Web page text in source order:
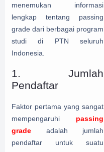
menemukan informasi
lengkap tentang passing
grade dari berbagai program
studi di PTN seluruh
Indonesia.
1. Jumlah
Pendaftar
Faktor pertama yang sangat
mempengaruhi passing
grade adalah jumlah
pendaftar untuk suatu